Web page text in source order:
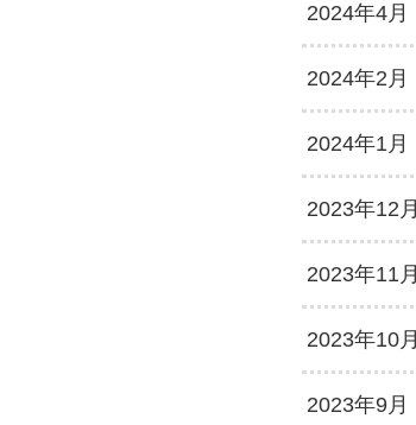
2024年4月
2024年2月
2024年1月
2023年12月
2023年11月
2023年10月
2023年9月